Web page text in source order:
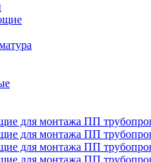
для монтажа ПП
для монтажа ПП
для монтажа ПП
для монтажа ПП